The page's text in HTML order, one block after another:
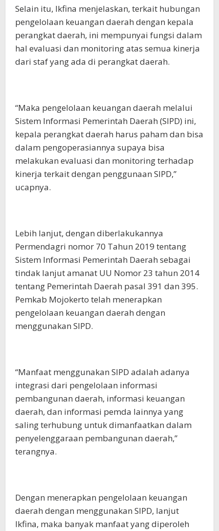
Selain itu, Ikfina menjelaskan, terkait hubungan
pengelolaan keuangan daerah dengan kepala
perangkat daerah, ini mempunyai fungsi dalam
hal evaluasi dan monitoring atas semua kinerja
dari staf yang ada di perangkat daerah.
“Maka pengelolaan keuangan daerah melalui
Sistem Informasi Pemerintah Daerah (SIPD) ini,
kepala perangkat daerah harus paham dan bisa
dalam pengoperasiannya supaya bisa
melakukan evaluasi dan monitoring terhadap
kinerja terkait dengan penggunaan SIPD,”
ucapnya.
Lebih lanjut, dengan diberlakukannya
Permendagri nomor 70 Tahun 2019 tentang
Sistem Informasi Pemerintah Daerah sebagai
tindak lanjut amanat UU Nomor 23 tahun 2014
tentang Pemerintah Daerah pasal 391 dan 395.
Pemkab Mojokerto telah menerapkan
pengelolaan keuangan daerah dengan
menggunakan SIPD.
“Manfaat menggunakan SIPD adalah adanya
integrasi dari pengelolaan informasi
pembangunan daerah, informasi keuangan
daerah, dan informasi pemda lainnya yang
saling terhubung untuk dimanfaatkan dalam
penyelenggaraan pembangunan daerah,”
terangnya.
Dengan menerapkan pengelolaan keuangan
daerah dengan menggunakan SIPD, lanjut
Ikfina, maka banyak manfaat yang diperoleh